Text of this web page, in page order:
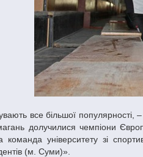
долучилися чемпіони
команда університету зі
(м. Суми)».